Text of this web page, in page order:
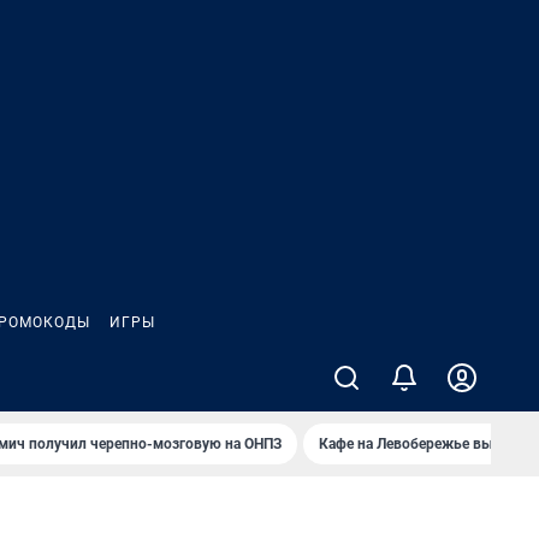
ИГРЫ
получил черепно-мозговую на ОНПЗ Кафе на Левобережье